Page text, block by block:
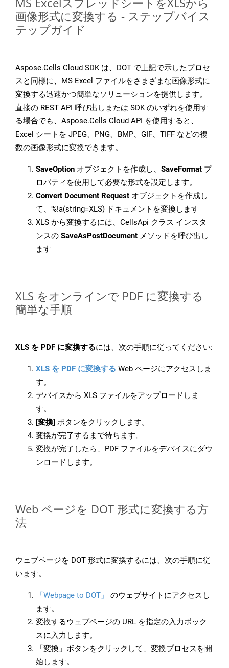
画像形式に変換する - ステップバイス
テップガイド
Aspose.Cells Cloud SDK は、DOT で上記で示したプロセ
スと同様に、MS Excel ファイルをさまざまな画像形式に
変換する迅速かつ簡単なソリューションを提供します。
直接の REST API 呼び出しまたは SDK のいずれを使用す
る場合でも、Aspose.Cells Cloud API を使用すると、
Excel シートを JPEG、PNG、BMP、GIF、TIFF などの複
数の画像形式に変換できます。
SaveOption オブジェクトを作成し、 SaveFormat プ
ロパティを使用して必要な形式を設定します。
Convert Document Request オブジェクトを作成し
て、%!a(string=XLS) ドキュメントを変換します
XLS から変換するには、CellsApi クラス インスタ
ンスの SaveAsPostDocument メソッドを呼び出し
ます
XLS をオンラインで PDF に変換する
簡単な手順
XLS を PDF に変換するには、次の手順に従ってください:
XLS を PDF に変換する Web ページにアクセスしま
す。
デバイスから XLS ファイルをアップロードしま
す。
[変換] ボタンをクリックします。
変換が完了するまで待ちます。
変換が完了したら、PDF ファイルをデバイスにダウ
ンロードします。
Web ページを DOT 形式に変換する方
法
ウェブページを DOT 形式に変換するには、次の手順に従
います。
「Webpage to DOT」
のウェブサイトにアクセスし
ます。
変換するウェブページの URL を指定の入力ボック
スに入力します。
「変換」ボタンをクリックして、変換プロセスを開
始します。